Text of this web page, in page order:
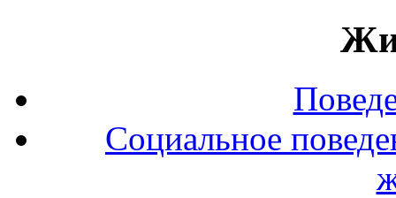
Социальное